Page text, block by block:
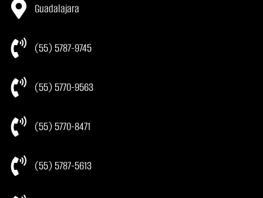
Guadalajara
(55) 5787-9745
(55) 5770-9563
(55) 5770-8471
(55) 5787-5613